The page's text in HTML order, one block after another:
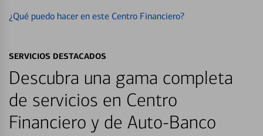
¿Qué puedo hacer en este Centro Financiero?
SERVICIOS DESTACADOS
Descubra una gama completa
de servicios en Centro
Financiero y de Auto-Banco